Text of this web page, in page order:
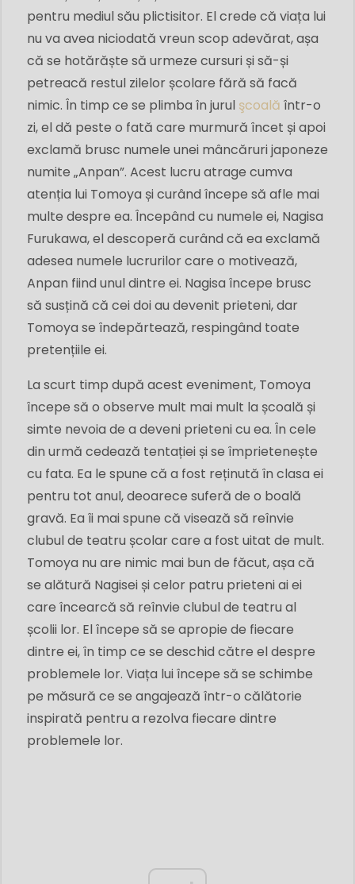
pentru mediul său plictisitor. El crede că viața lui
nu va avea niciodată vreun scop adevărat, așa
că se hotărăște să urmeze cursuri și să-și
petreacă restul zilelor școlare fără să facă
nimic. În timp ce se plimba în jurul şcoală într-o
zi, el dă peste o fată care murmură încet și apoi
exclamă brusc numele unei mâncăruri japoneze
numite „Anpan”. Acest lucru atrage cumva
atenția lui Tomoya și curând începe să afle mai
multe despre ea. Începând cu numele ei, Nagisa
Furukawa, el descoperă curând că ea exclamă
adesea numele lucrurilor care o motivează,
Anpan fiind unul dintre ei. Nagisa începe brusc
să susțină că cei doi au devenit prieteni, dar
Tomoya se îndepărtează, respingând toate
pretențiile ei.
La scurt timp după acest eveniment, Tomoya
începe să o observe mult mai mult la școală și
simte nevoia de a deveni prieteni cu ea. În cele
din urmă cedează tentației și se împrietenește
cu fata. Ea le spune că a fost reținută în clasa ei
pentru tot anul, deoarece suferă de o boală
gravă. Ea îi mai spune că visează să reînvie
clubul de teatru școlar care a fost uitat de mult.
Tomoya nu are nimic mai bun de făcut, așa că
se alătură Nagisei și celor patru prieteni ai ei
care încearcă să reînvie clubul de teatru al
școlii lor. El începe să se apropie de fiecare
dintre ei, în timp ce se deschid către el despre
problemele lor. Viața lui începe să se schimbe
pe măsură ce se angajează într-o călătorie
inspirată pentru a rezolva fiecare dintre
problemele lor.